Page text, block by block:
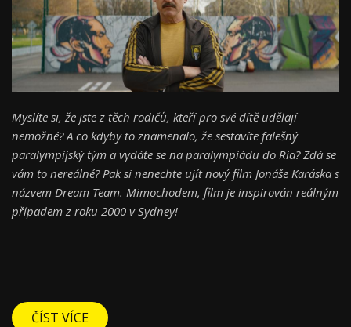
Myslíte si, že jste z těch rodičů, kteří pro své dítě udělají
nemožné? A co kdyby to znamenalo, že sestavíte falešný
paralympijský tým a vydáte se na paralympiádu do Ria? Zdá se
vám to nereálné? Pak si nenechte ujít nový film Jonáše Karáska s
názvem Dream Team. Mimochodem, film je inspirován reálným
případem z roku 2000 v Sydney!
ČÍST VÍCE